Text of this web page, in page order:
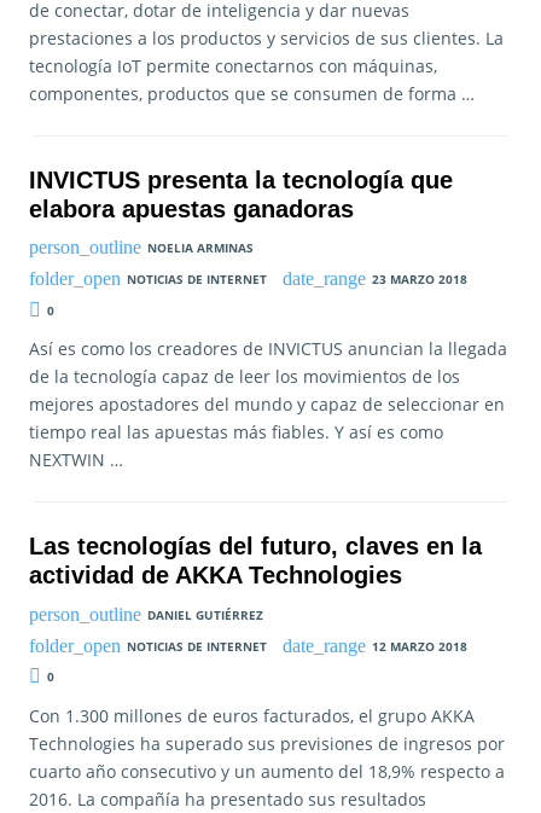
de conectar, dotar de inteligencia y dar nuevas
prestaciones a los productos y servicios de sus clientes. La
tecnología IoT permite conectarnos con máquinas,
componentes, productos que se consumen de forma …
INVICTUS presenta la tecnología que
elabora apuestas ganadoras
NOELIA ARMINAS
NOTICIAS DE INTERNET
23 MARZO 2018
0
Así es como los creadores de INVICTUS anuncian la llegada
de la tecnología capaz de leer los movimientos de los
mejores apostadores del mundo y capaz de seleccionar en
tiempo real las apuestas más fiables. Y así es como
NEXTWIN …
Las tecnologías del futuro, claves en la
actividad de AKKA Technologies
DANIEL GUTIÉRREZ
NOTICIAS DE INTERNET
12 MARZO 2018
0
Con 1.300 millones de euros facturados, el grupo AKKA
Technologies ha superado sus previsiones de ingresos por
cuarto año consecutivo y un aumento del 18,9% respecto a
2016. La compañía ha presentado sus resultados